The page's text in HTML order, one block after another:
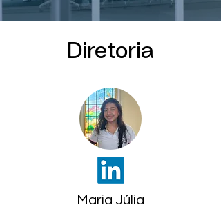
Diretoria
Maria Júlia